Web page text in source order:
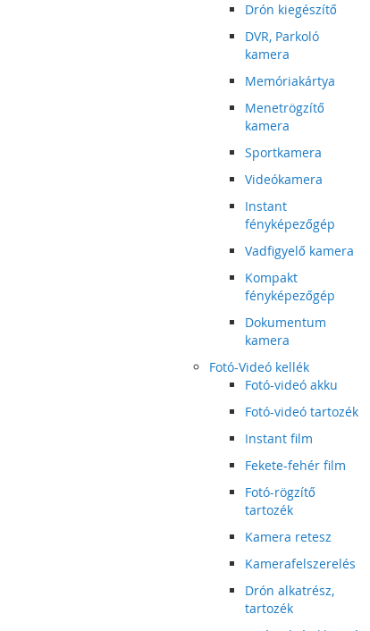
Drón kiegészítő
DVR, Parkoló
kamera
Memóriakártya
Menetrögzítő
kamera
Sportkamera
Videókamera
Instant
fényképezőgép
Vadfigyelő kamera
Kompakt
fényképezőgép
Dokumentum
kamera
Fotó-Videó kellék
Fotó-videó akku
Fotó-videó tartozék
Instant film
Fekete-fehér film
Fotó-rögzítő
tartozék
Kamera retesz
Kamerafelszerelés
Drón alkatrész,
tartozék